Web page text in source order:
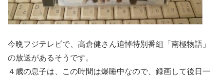
今晩フジテレビで、高倉健さん追悼特別番組「南極物語」
の放送があるそうです。
４歳の息子は、この時間は爆睡中なので、録画して後日一